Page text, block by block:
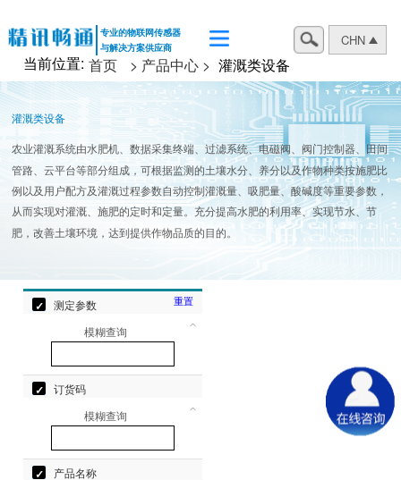
专业的物联网传感器
与解决方案供应商
CHN
当前位置: 首页 > 产品中心 > 灌溉类设备
灌溉类设备
农业灌溉系统由水肥机、数据采集终端、过滤系统、电磁阀、阀门控制器、田间
管路、云平台等部分组成，可根据监测的土壤水分、养分以及作物种类按施肥比
例以及用户配方及灌溉过程参数自动控制灌溉量、吸肥量、酸碱度等重要参数，
从而实现对灌溉、施肥的定时和定量。充分提高水肥的利用率、实现节水、节
肥，改善土壤环境，达到提供作物品质的目的。
重置
测定参数
模糊查询
订货码
模糊查询
产品名称